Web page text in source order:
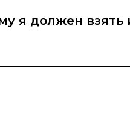
я должен взять